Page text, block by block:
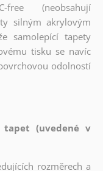
(neobsahují
silným akrylovým
samolepící tapety
tisku se navíc
odolností
tapet (uvedené v
rozměrech a